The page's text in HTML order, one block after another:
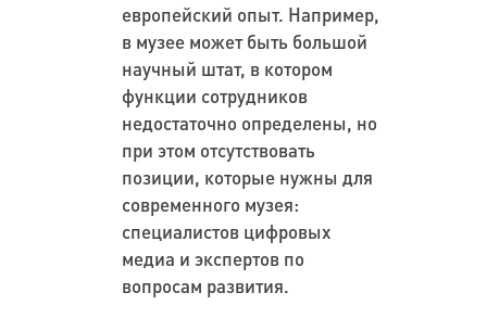
европейский опыт. Например,
в музее может быть большой
научный штат, в котором
функции сотрудников
недостаточно определены, но
при этом отсутствовать
позиции, которые нужны для
современного музея:
специалистов цифровых
медиа и экспертов по
вопросам развития.